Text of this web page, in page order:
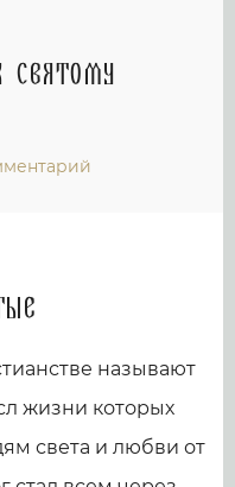
святому
называют
жизни которых
света и любви от